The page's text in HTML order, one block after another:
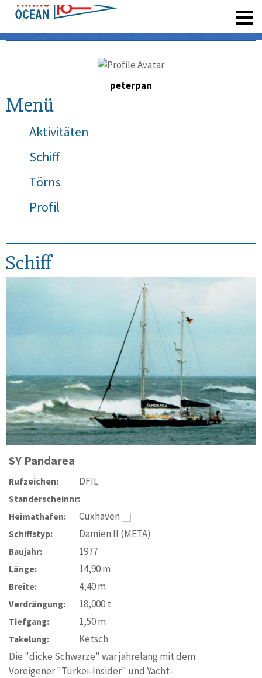
peterpan
Menü
Aktivitäten
Schiff
Törns
Profil
Schiff
SY Pandarea
Rufzeichen: DFIL
Standerscheinnr:
Heimathafen:
Cuxhaven
Schiffstyp: Damien II (META)
Baujahr: 1977
Länge: 14,90m
Breite: 4,40m
Verdrängung: 18,000t
Tiefgang: 1,50m
Takelung:
Ketsch
Die "dicke Schwarze" war jahrelang mit dem
Voreigener "Türkei-Insider" und Yacht-